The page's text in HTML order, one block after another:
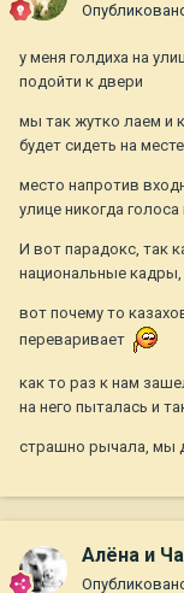
у меня голдиха на
подойти к двери
мы так жутко лаем и
будет сидеть на
место напротив
улице никогда голоса
И вот парадокс, так
национальные кадры,
вот почему то
переваривает
как то раз к нам
на него пыталась и
страшно рычала, мы
Алёна и